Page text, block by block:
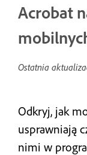
Acrobat
Ostatnia
Odkryj, jak
usprawniają
nimi w